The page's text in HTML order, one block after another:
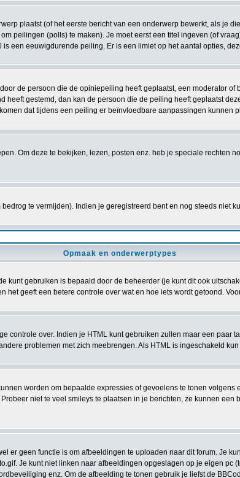
plaatst (of het eerste bericht van een onderwerp bewerkt, als je
peilingen (polls) te maken). Je moet eerst een titel ingeven (of
een eeuwigdurende peiling. Er is een limiet op het aantal opties,
de persoon die de opiniepeiling heeft geplaatst, een moderator
gestemd, dan kan de persoon die de peiling heeft geplaatst
dat tijdens een peiling er beïnvloedbare aanpassingen kunnen
Om deze te bekijken, lezen, posten enz. heb je speciale rechten
te vermijden). Indien je geregistreerd bent en nog steeds niet
Opmaak en onderwerptypes
kunt gebruiken is bepaald door de beheerder (je kunt dit ook
het geeft een betere controle over wat en hoe iets wordt getoond.
controle over. Indien je HTML kunt gebruiken zullen maar een paar
problemen met zich meebrengen. Als HTML is ingeschakeld
worden om bepaalde expressies of gevoelens te tonen volgens
niet te veel smileys te plaatsen in je berichten, ze kunnen
er geen functie is om afbeeldingen te uploaden naar dit forum. Je
Je kunt niet linken naar afbeeldingen opgeslagen op je eigen
enz. Om de afbeelding te tonen gebruik je liefst de